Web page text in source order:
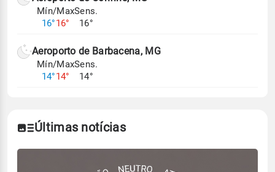
Mín/Max
16°16°
Sens.
16°
Aeroporto de Barbacena, MG
Mín/Max
14°14°
Sens.
14°
Últimas notícias